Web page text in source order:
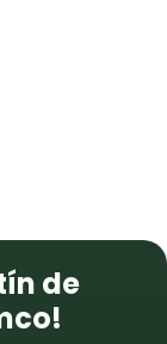
de